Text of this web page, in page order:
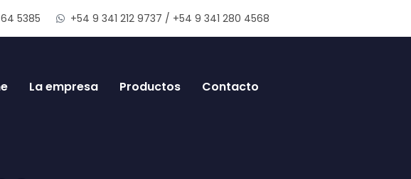
5385 +54 9 341 212 9737 / +54 9 341 280 4568
La empresa Productos Contacto